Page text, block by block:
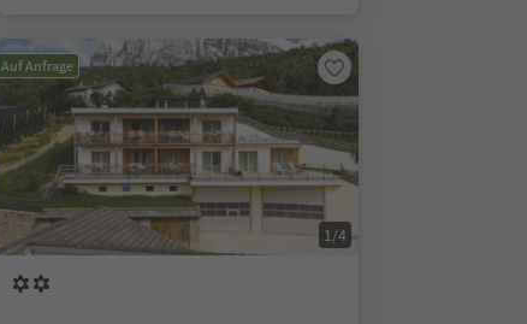
Auf Anfrage
1/4